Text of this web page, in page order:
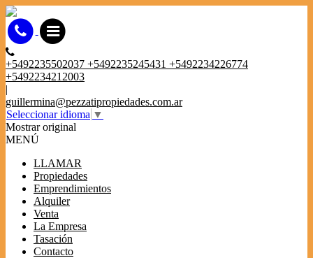
+5492235502037 +5492235245431 +5492234226774
+5492234212003
|
guillermina@pezzatipropiedades.com.ar
Seleccionar idioma ▼
Mostrar original
MENÚ
LLAMAR
Propiedades
Emprendimientos
Alquiler
Venta
La Empresa
Tasación
Contacto